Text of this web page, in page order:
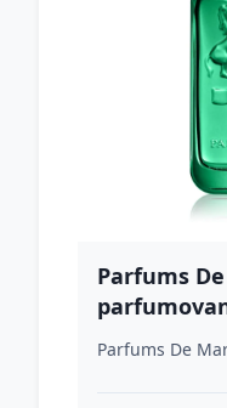
Parfums
Parfums De